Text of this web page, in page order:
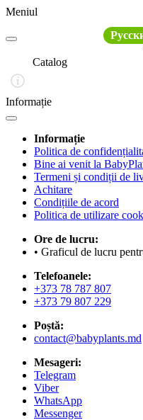
Meniul
Catalog
Informație
Informație
Politica de
Bine ai venit la
Termeni și condiții de
Achitare
Condițiile de acord
Politica de utilizare
Ore de lucru:
• Graficul de lucru
Telefoanele:
+373 78 787 807
+373 79 807 229
Poștă:
contact@babyplants.md
Mesageri:
Telegram
Viber
WhatsApp
Messenger